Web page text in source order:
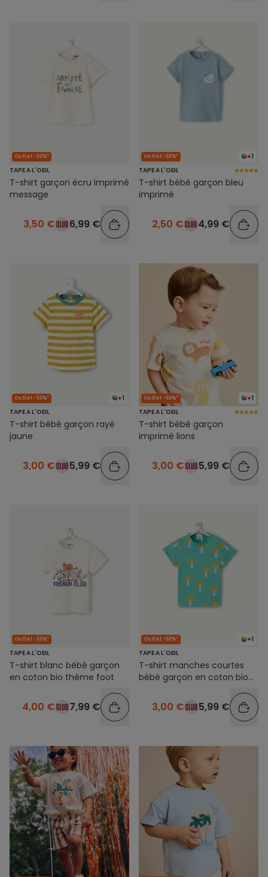
Outlet -50%*
TAPE A L'OEIL
T-shirt garçon écru imprimé
message
3,50 € 6,99 €
+1
Outlet -50%*
TAPE A L'OEIL
T-shirt bébé garçon bleu
imprimé
2,50 € 4,99 €
+1
Outlet -50%*
TAPE A L'OEIL
T-shirt bébé garçon rayé
jaune
3,00 € 5,99 €
+1
Outlet -50%*
TAPE A L'OEIL
T-shirt bébé garçon
imprimé lions
3,00 € 5,99 €
Outlet -50%*
TAPE A L'OEIL
T-shirt blanc bébé garçon
en coton bio thème foot
4,00 € 7,99 €
+1
Outlet -50%*
TAPE A L'OEIL
T-shirt manches courtes
bébé garçon en coton bio
3,00 € 5,99 €